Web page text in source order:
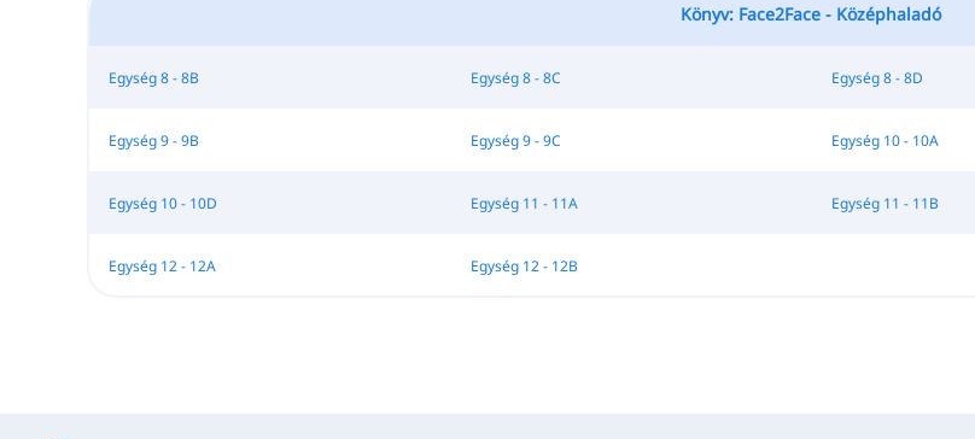
Könyv: Face2Face - Középhaladó
Egység 8 - 8B Egység 8 - 8C Egység 8 - 8D
Egység 9 - 9B Egység 9 - 9C Egység 10 - 10A
Egység 10 - 10D Egység 11 - 11A Egység 11 - 11B
Egység 12 - 12A Egység 12 - 12B